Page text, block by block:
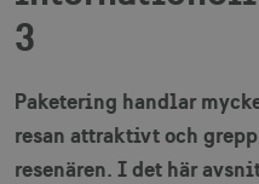
3
Paketering handlar
resan attraktivt och
resenären. I det här